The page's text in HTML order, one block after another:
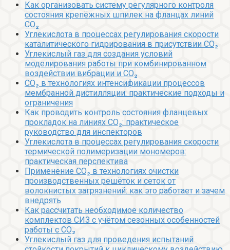
Как организовать систему регулярного контроля
состояния крепёжных шпилек на фланцах линий
CO₂
Углекислота в процессах регулирования скорости
каталитического гидрирования в присутствии CO₂
Углекислый газ для создания условий
моделирования работы при комбинированном
воздействии вибрации и CO₂
CO₂ в технологиях интенсификации процессов
мембранной дистилляции: практические подходы и
ограничения
Как проводить контроль состояния фланцевых
прокладок на линиях CO₂: практическое
руководство для инспекторов
Углекислота в процессах регулирования скорости
термической полимеризации мономеров:
практическая перспектива
Применение CO₂ в технологиях очистки
производственных решёток и сеток от
волокнистых загрязнений: как это работает и зачем
внедрять
Как рассчитать необходимое количество
комплектов СИЗ с учётом сезонных особенностей
работы с CO₂
Углекислый газ для проведения испытаний